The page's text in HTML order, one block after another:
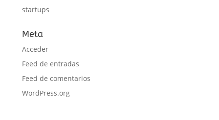
startups
Meta
Acceder
Feed de entradas
Feed de comentarios
WordPress.org